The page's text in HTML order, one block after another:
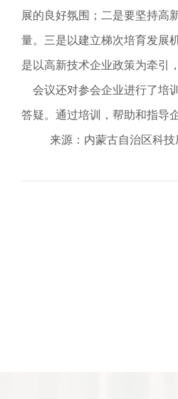
展的良好氛围；二是要坚持高
量。三是以建立梯次培育发展
是以高新技术企业政策为牵引
会议还对参会企业进行了培
答疑。通过培训，帮助和指导
来源：内蒙古自治区科技